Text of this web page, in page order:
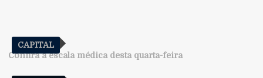
CAPITAL
Confira a escala médica desta quarta-feira